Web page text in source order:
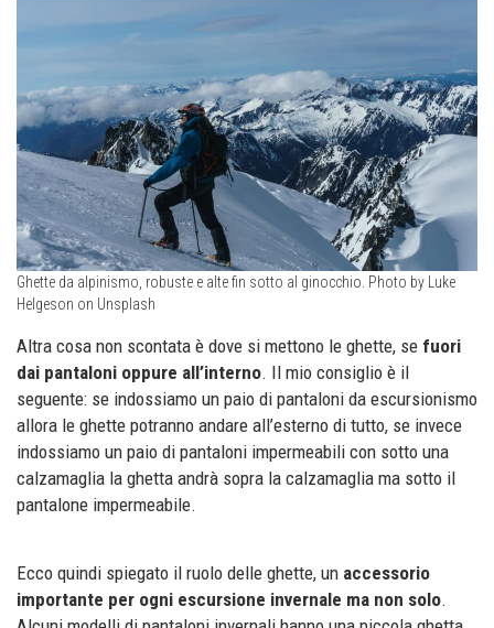
Ghette da alpinismo, robuste e alte fin sotto al ginocchio. Photo by Luke
Helgeson on Unsplash
Altra cosa non scontata è dove si mettono le ghette, se fuori
dai pantaloni oppure all’interno. Il mio consiglio è il
seguente: se indossiamo un paio di pantaloni da escursionismo
allora le ghette potranno andare all’esterno di tutto, se invece
indossiamo un paio di pantaloni impermeabili con sotto una
calzamaglia la ghetta andrà sopra la calzamaglia ma sotto il
pantalone impermeabile.
Ecco quindi spiegato il ruolo delle ghette, un accessorio
importante per ogni escursione invernale ma non solo.